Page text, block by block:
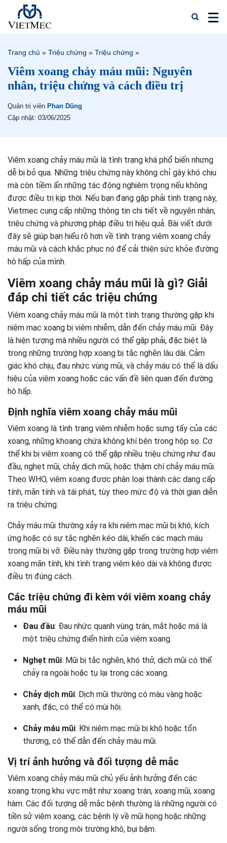
Trang chủ » Triệu chứng » Triệu chứng »
Viêm xoang chảy máu mũi: Nguyên
nhân, triệu chứng và cách điều trị
Quản trị viên Phan Dũng
Cập nhật: 03/06/2025
Viêm xoang chảy máu mũi là tình trạng khá phổ biến nhưng
dễ bị bỏ qua. Những triệu chứng này không chỉ gây khó chịu
mà còn tiềm ẩn những tác động nghiêm trọng nếu không
được điều trị kịp thời. Nếu bạn đang gặp phải tình trạng này,
Vietmec cung cấp những thông tin chi tiết về nguyên nhân,
triệu chứng và phương pháp điều trị hiệu quả. Bài viết dưới
đây sẽ giúp bạn hiểu rõ hơn về tình trạng viêm xoang chảy
máu mũi và cách khắc phục nó để cải thiện sức khỏe đường
hô hấp của mình.
Viêm xoang chảy máu mũi là gì? Giải
đáp chi tiết các triệu chứng
Viêm xoang chảy máu mũi là một tình trạng thường gặp khi
niêm mạc xoang bị viêm nhiễm, dẫn đến chảy máu mũi. Đây
là hiện tượng mà nhiều người có thể gặp phải, đặc biệt là
trong những trường hợp xoang bị tắc nghẽn lâu dài. Cảm
giác khó chịu, đau nhức vùng mũi, và chảy máu có thể là dấu
hiệu của viêm xoang hoặc các vấn đề liên quan đến đường
hô hấp.
Định nghĩa viêm xoang chảy máu mũi
Viêm xoang là tình trạng viêm nhiễm hoặc sưng tấy của các
xoang, những khoang chứa không khí bên trong hộp sọ. Cơ
thể khi bị viêm xoang có thể gặp nhiều triệu chứng như đau
đầu, nghẹt mũi, chảy dịch mũi, hoặc thậm chí chảy máu mũi.
Theo WHO, viêm xoang được phân loại thành các dạng cấp
tính, mãn tính và tái phát, tùy theo mức độ và thời gian diễn
ra triệu chứng.
Chảy máu mũi thường xảy ra khi niêm mạc mũi bị khô, kích
ứng hoặc có sự tắc nghẽn kéo dài, khiến các mạch máu
trong mũi bị vỡ. Điều này thường gặp trong trường hợp viêm
xoang mãn tính, khi tình trạng viêm kéo dài và không được
điều trị đúng cách.
Các triệu chứng đi kèm với viêm xoang chảy
máu mũi
Đau đầu: Đau nhức quanh vùng trán, mắt hoặc má là
một triệu chứng điển hình của viêm xoang.
Nghẹt mũi: Mũi bị tắc nghẽn, khó thở, dịch mũi có thể
chảy ra ngoài hoặc tụ lại trong các xoang.
Chảy dịch mũi: Dịch mũi thường có màu vàng hoặc
xanh, đặc, có thể có mùi hôi.
Chảy máu mũi: Khi niêm mạc mũi bị khô hoặc tổn
thương, có thể dẫn đến chảy máu mũi.
Vị trí ảnh hưởng và đối tượng dễ mắc
Viêm xoang chảy máu mũi chủ yếu ảnh hưởng đến các
xoang trong khu vực mặt như xoang trán, xoang mũi, xoang
hàm. Các đối tượng dễ mắc bệnh thường là những người có
tiền sử viêm xoang, các bệnh lý về mũi họng hoặc những
người sống trong môi trường khô, bụi bặm.